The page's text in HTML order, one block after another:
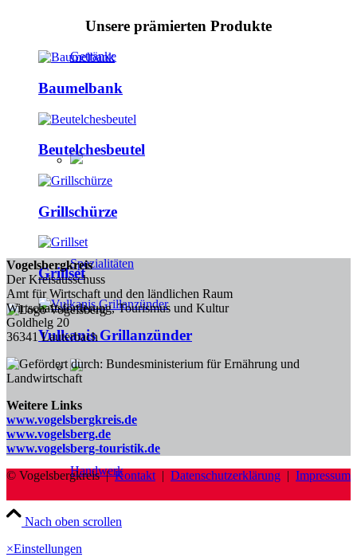
Getränke
Spezialitäten
Handwerk
Unsere prämierten Produkte
Baumelbank
Beutelchesbeutel
Grillschürze
Grillset
Vulkanis Grillanzünder
Vogelsbergkreis
Der Kreisausschuss
Amt für Wirtschaft und den ländlichen Raum
Wirtschaftsförderung, Tourismus und Kultur
Goldhelg 20
36341 Lauterbach
Weitere Links
www.vogelsbergkreis.de
www.vogelsberg.de
www.vogelsberg-touristik.de
© Vogelsbergkreis |Kontakt | Datenschutzerklärung | Impressum
Nach oben scrollen
×Einstellungen